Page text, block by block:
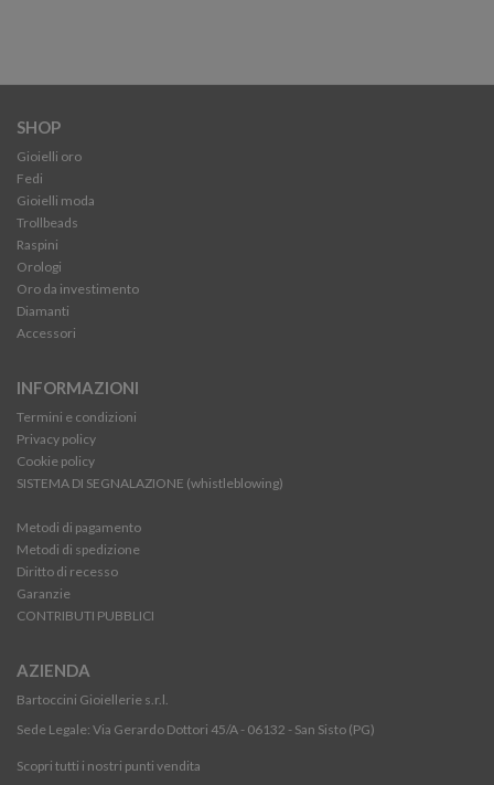
SHOP
Gioielli oro
Fedi
Gioielli moda
Trollbeads
Raspini
Orologi
Oro da investimento
Diamanti
Accessori
INFORMAZIONI
Termini e condizioni
Privacy policy
Cookie policy
SISTEMA DI SEGNALAZIONE (whistleblowing)
Metodi di pagamento
Metodi di spedizione
Diritto di recesso
Garanzie
CONTRIBUTI PUBBLICI
AZIENDA
Bartoccini Gioiellerie s.r.l.
Sede Legale: Via Gerardo Dottori 45/A - 06132 - San Sisto (PG)
Scopri tutti i nostri punti vendita